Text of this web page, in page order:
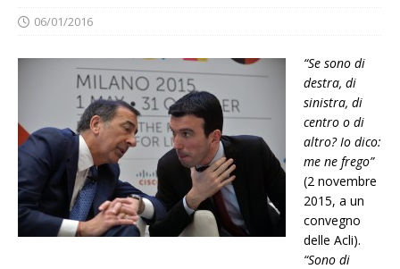
06/01/2016
“Se sono di
destra, di
sinistra, di
centro o di
altro? Io dico:
me ne frego”
(2 novembre
2015, a un
convegno
delle Acli).
“Sono di